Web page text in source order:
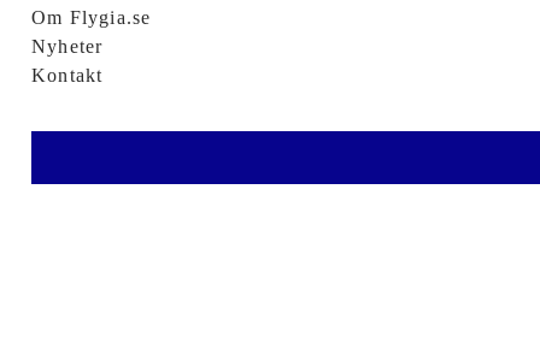
Om Flygia.se
Nyheter
Kontakt